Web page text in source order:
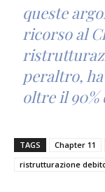
queste
ricorso al
peraltro,
oltre il
TAGS Chapter 11
ristrutturazione